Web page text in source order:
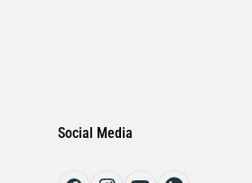
Social Media